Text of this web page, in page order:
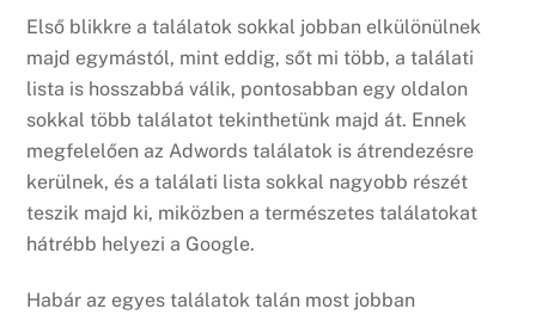
Első blikkre a találatok sokkal jobban elkülönülnek
majd egymástól, mint eddig, sőt mi több, a találati
lista is hosszabbá válik, pontosabban egy oldalon
sokkal több találatot tekinthetünk majd át. Ennek
megfelelően az Adwords találatok is átrendezésre
kerülnek, és a találati lista sokkal nagyobb részét
teszik majd ki, miközben a természetes találatokat
hátrébb helyezi a Google.
Habár az egyes találatok talán most jobban